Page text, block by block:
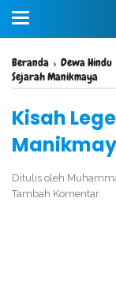
Beranda › Dewa Hindu
Sejarah Manikmaya
Kisah
Ditulis oleh
Tambah Komentar